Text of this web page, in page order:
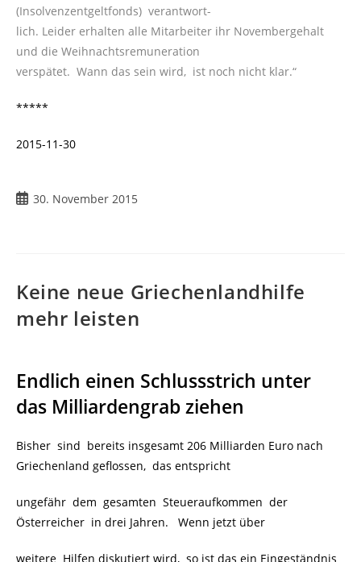
(Insolvenzentgeltfonds) verantwort-
lich. Leider erhalten alle Mitarbeiter ihr Novembergehalt
und die Weihnachtsremuneration
verspätet. Wann das sein wird, ist noch nicht klar.“
*****
2015-11-30
Beitrag
30. November 2015
Keine neue Griechenlandhilfe
mehr leisten
Endlich einen Schlussstrich unter
das Milliardengrab ziehen
Bisher sind bereits insgesamt 206 Milliarden Euro nach
Griechenland geflossen, das entspricht
ungefähr dem gesamten Steueraufkommen der
Österreicher in drei Jahren. Wenn jetzt über
weitere Hilfen diskutiert wird, so ist das ein Eingeständnis